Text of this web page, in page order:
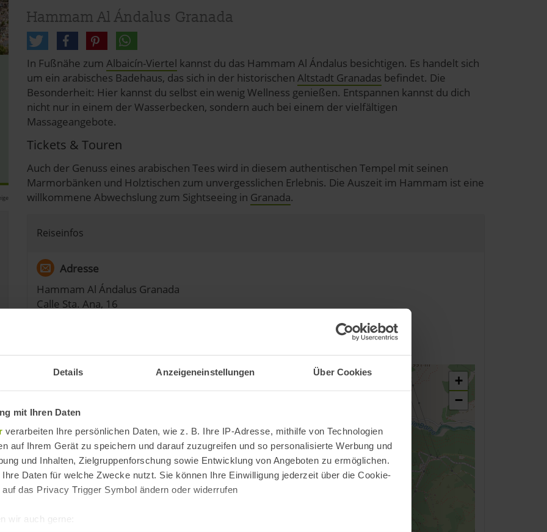
Details Anzeigeneinstellungen Über Cookies
mit Ihren Daten
verarbeiten Ihre persönlichen Daten, wie z. B. Ihre IP-Adresse, mithilfe von Technologien
auf Ihrem Gerät zu speichern und darauf zuzugreifen und so personalisierte Werbung und
und Inhalten, Zielgruppenforschung sowie Entwicklung von Angeboten zu ermöglichen.
Daten für welche Zwecke nutzt. Sie können Ihre Einwilligung jederzeit über die Cookie-
das Privacy Trigger Symbol ändern oder widerrufen
wir auch gerne:
Hammam Al Ándalus Granada
In Fußnähe zum Albaicín-Viertel kannst du das Hammam Al Ándalus besichtigen. Es handelt sich
um ein arabisches Badehaus, das sich in der historischen Altstadt Granadas befindet. Die
Besonderheit: Hier kannst du selbst ein wenig Wellness genießen. Entspannen kannst du dich
nicht nur in einem der Wasserbecken, sondern auch bei einem der vielfältigen
Massageangebote.
Tickets & Touren
Auch der Genuss eines arabischen Tees wird in diesem authentischen Tempel mit seinen
Marmorbänken und Holztischen zum unvergesslichen Erlebnis. Die Auszeit im Hammam ist eine
willkommene Abwechslung zum Sightseeing in Granada.
Reiseinfos
Adresse
Hammam Al Ándalus Granada
Calle Sta. Ana, 16
+
−